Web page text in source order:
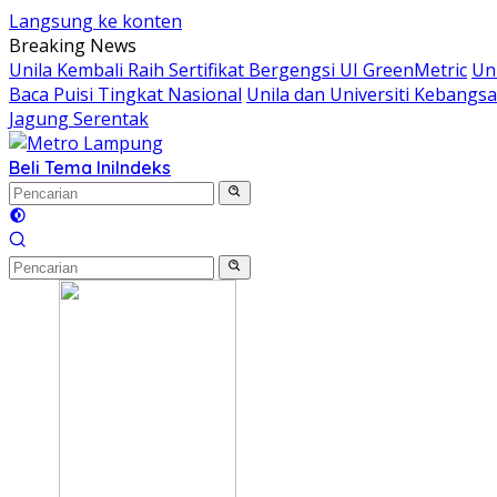
Langsung ke konten
Breaking News
Unila Kembali Raih Sertifikat Bergengsi UI GreenMetric
Baca Puisi Tingkat Nasional Unila dan Universiti
Jagung Serentak
Beli Tema IniIndeks